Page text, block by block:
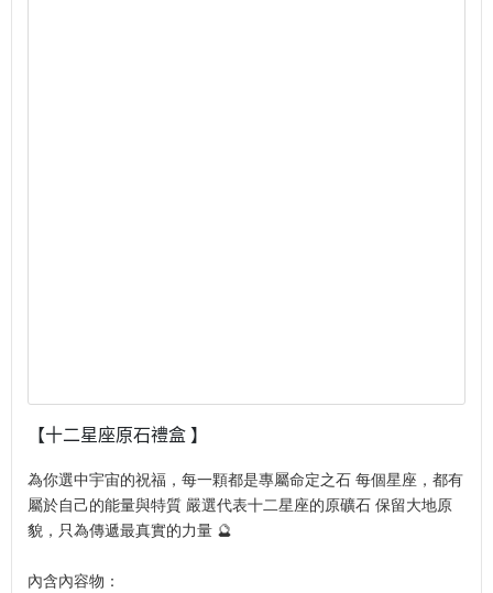
【十二星座原石禮盒 】
為你選中宇宙的祝福，每一顆都是專屬命定之石 每個星座，都有
屬於自己的能量與特質 嚴選代表十二星座的原礦石 保留大地原
貌，只為傳遞最真實的力量 🔮
內含內容物：